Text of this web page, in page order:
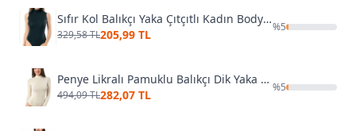
Sıfır Kol Balıkçı Yaka Çıtçıtlı Kadın Body Kota 6184
329,58 TL205,99 TL
%5
Penye Likralı Pamuklu Balıkçı Dik Yaka Uzun Kollu Kancalı Çıtçıtlı Örme Body Özkan 0614
494,09 TL282,07 TL
%5